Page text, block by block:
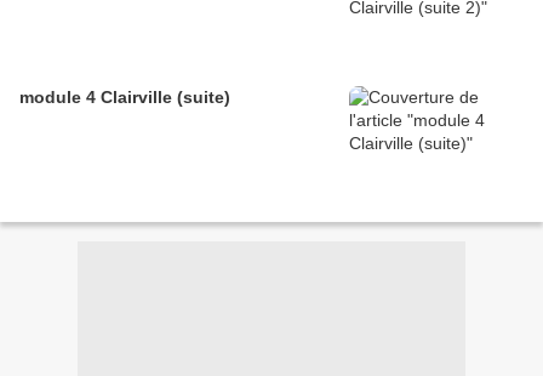
module 4 Clairville (suite)